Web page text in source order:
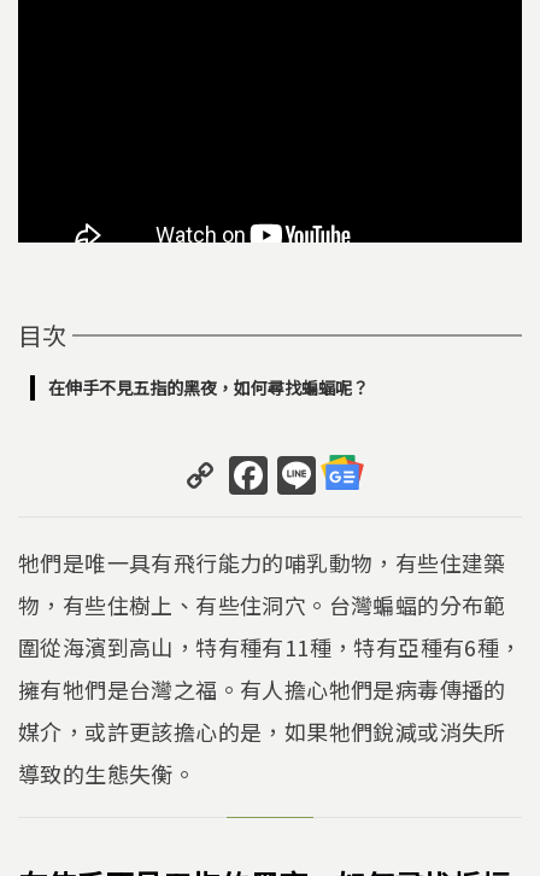
目次
在伸手不見五指的黑夜，如何尋找蝙蝠呢？
C
o
p
y
Li
n
k
F
a
c
e
b
o
o
k
Li
n
e
牠們是唯一具有飛行能力的哺乳動物，有些住建築
物，有些住樹上、有些住洞穴。台灣蝙蝠的分布範
圍從海濱到高山，特有種有11種，特有亞種有6種，
擁有牠們是台灣之福。有人擔心牠們是病毒傳播的
媒介，或許更該擔心的是，如果牠們銳減或消失所
導致的生態失衡。